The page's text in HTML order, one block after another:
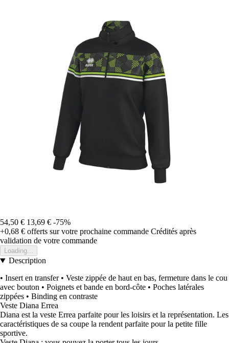
54,50 € 13,69 € -75%
+0,68 € offerts sur votre prochaine commande Crédités après
validation de votre commande
Loading...
Description
• Insert en transfer • Veste zippée de haut en bas, fermeture dans le cou
avec bouton • Poignets et bande en bord-côte • Poches latérales
zippées • Binding en contraste
Veste Diana Errea
Diana est la veste Errea parfaite pour les loisirs et la représentation. Les
caractéristiques de sa coupe la rendent parfaite pour la petite fille
sportive.